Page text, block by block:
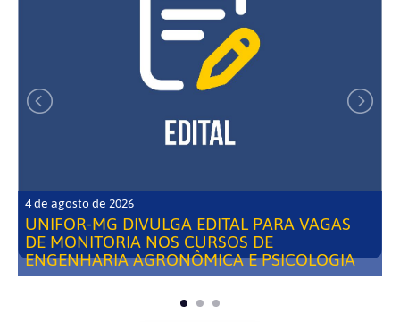
4 de agosto de 2026
UNIFOR-MG DIVULGA EDITAL PARA VAGAS
DE MONITORIA NOS CURSOS DE
ENGENHARIA AGRONÔMICA E PSICOLOGIA